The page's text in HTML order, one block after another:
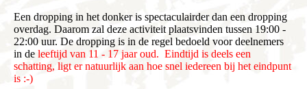
Een dropping in het donker is spectaculairder dan een dropping
overdag. Daarom zal deze activiteit plaatsvinden tussen 19:00 -
22:00 uur. De dropping is in de regel bedoeld voor deelnemers
in de leeftijd van 11 - 17 jaar oud. Eindtijd is deels een
schatting, ligt er natuurlijk aan hoe snel iedereen bij het eindpunt
is :-)